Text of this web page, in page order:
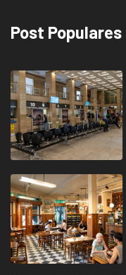
Post Populares